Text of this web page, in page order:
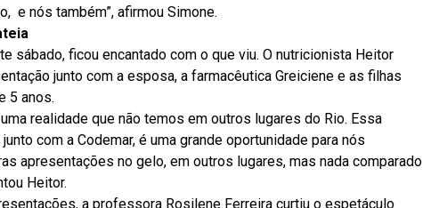
e nós também”, afirmou Simone.
sábado, ficou encantado com o que viu. O nutricionista Heitor
junto com a esposa, a farmacêutica Greiciene e as filhas
5 anos.
realidade que não temos em outros lugares do Rio. Essa
com a Codemar, é uma grande oportunidade para nós
apresentações no gelo, em outros lugares, mas nada comparado
Heitor.
a professora Rosilene Ferreira curtiu o espetáculo